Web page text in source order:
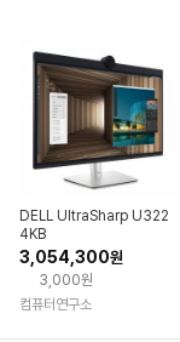
DELL UltraSharp U322
4KB
3,054,300원
3,000원
컴퓨터연구소